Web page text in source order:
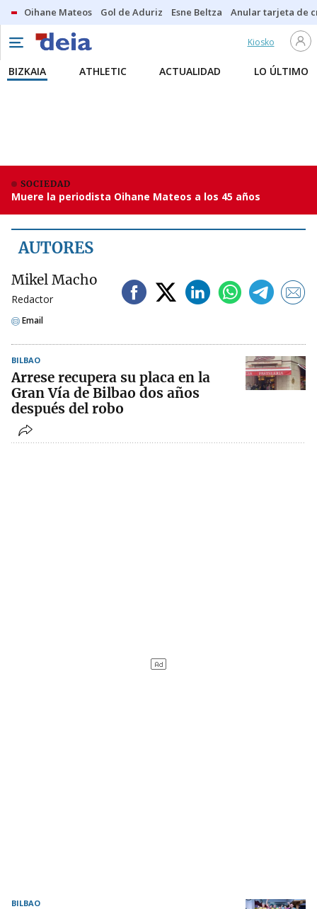
Oihane Mateos Gol de Aduriz Esne Beltza Anular tarjeta de
Kiosko
BIZKAIA ATHLETIC ACTUALIDAD LO ÚLTIMO
SOCIEDAD
Muere la periodista Oihane Mateos a los 45 años
AUTORES
Mikel Macho
Redactor
Email
BILBAO
Arrese recupera su placa en la
Gran Vía de Bilbao dos años
después del robo
BILBAO